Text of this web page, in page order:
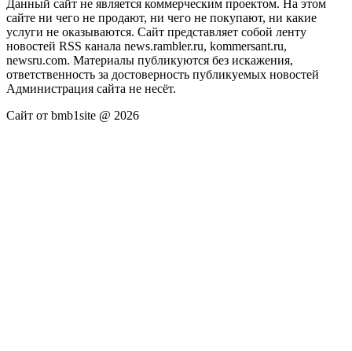
Данный сайт не является коммерческим проектом. На этом
сайте ни чего не продают, ни чего не покупают, ни какие
услуги не оказываются. Сайт представляет собой ленту
новостей RSS канала news.rambler.ru, kommersant.ru,
newsru.com. Материалы публикуются без искажения,
ответственность за достоверность публикуемых новостей
Администрация сайта не несёт.
Сайт от bmb1site @ 2026